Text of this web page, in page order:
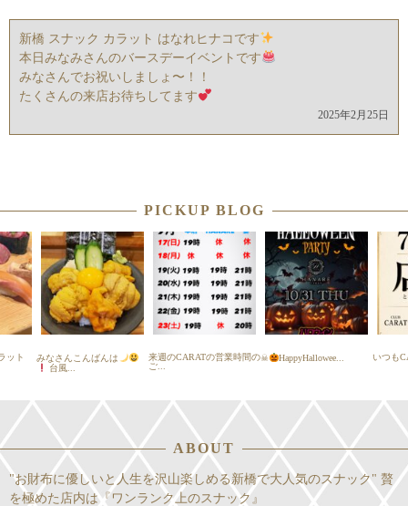
新橋 スナック カラット はなれヒナコです
本日みなみさんのバースデーイベントです
みなさんでお祝いしましょ〜！！
たくさんの来店お待ちしてます
2025年2月25日
PICKUP BLOG
ット
みなさんこんばんは
台風...
来週のCARATの営業時間の
ご...
☠ HappyHallowee... いつも
ABOUT
"お財布に優しいと人生を沢山楽しめる新橋で大人気のスナック" 贅
を極めた店内は『ワンランク上のスナック』